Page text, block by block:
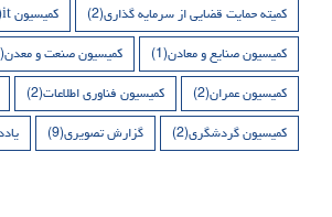
کمیته حمایت قضایی از سرمایه گذاری(2) کمیسیون it
کمیسیون صنایع و معادن(1) کمیسیون صنعت و معدن(3)
کمیسیون عمران(2) کمیسیون فناوری اطلاعات(2)
کمیسیون گردشگری(2) گزارش تصویری(9)